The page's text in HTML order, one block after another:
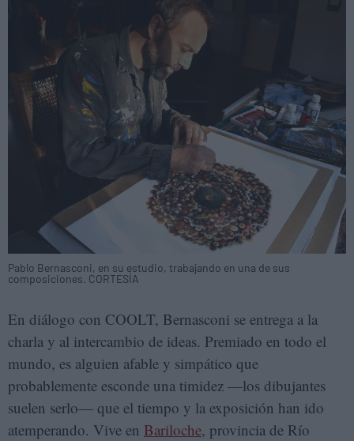
Pablo Bernasconi, en su estudio, trabajando en una de sus
composiciones. CORTESÍA
En diálogo con COOLT, Bernasconi se entrega a la
charla y al intercambio de ideas. Premiado en todo el
mundo, es alguien afable y simpático que
probablemente esconde una timidez —los dibujantes
suelen serlo— que el tiempo y la exposición han ido
atemperando. Vive en Bariloche, provincia de Río